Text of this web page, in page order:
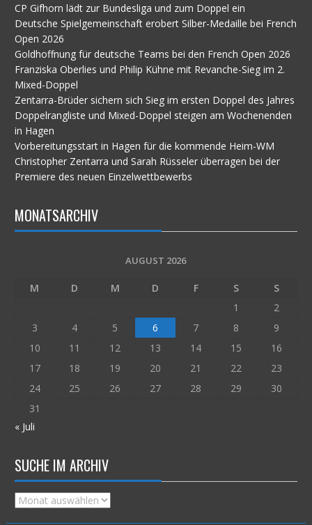
CP Gifhorn lädt zur Bundesliga und zum Doppel ein
Deutsche Spielgemeinschaft erobert Silber-Medaille bei French
Open 2026
Goldhoffnung für deutsche Teams bei den French Open 2026
Franziska Oberlies und Philip Kühne mit Revanche-Sieg im 2.
Mixed-Doppel
Zentarra-Brüder sichern sich Sieg im ersten Doppel des Jahres
Doppelrangliste und Mixed-Doppel steigen am Wochenenden
in Hagen
Vorbereitungsstart in Hagen für die kommende Heim-WM
Christopher Zentarra und Sarah Rüsseler überragen bei der
Premiere des neuen Einzelwettbewerbs
MONATSARCHIV
AUGUST 2026
M D M D F S
S
1
2
3
4 5 6 7 8
9
10
11 12 13 14 15
16
17
18 19 20 21 22
23
24
25 26 27 28 29
30
31
« Juli
SUCHE IM ARCHIV
Suche